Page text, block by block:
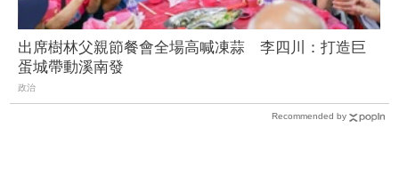
出席樹林父親節餐會全場高喊凍蒜 李四川：打造巨
蛋城帶動溪南發
政治
Recommended by